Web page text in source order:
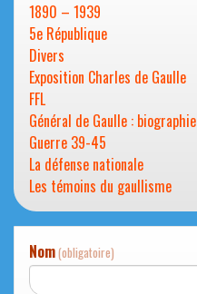
1890 – 1939
5e République
Divers
Exposition Charles de Gaulle
FFL
Général de Gaulle : biographie
Guerre 39-45
La défense nationale
Les témoins du gaullisme
Nom(obligatoire)